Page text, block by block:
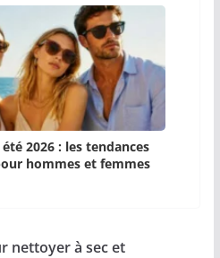
2026 : les tendances
hommes et femmes
nettoyer à sec et